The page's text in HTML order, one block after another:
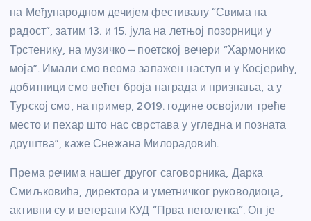
на Међународном дечијем фестивалу “Свима на
радост”, затим 13. и 15. јула на летњој позорници у
Трстенику, на музичко – поетској вечери “Хармонико
моја”. Имали смо веома запажен наступ и у Косјерићу,
добитници смо већег броја награда и признања, а у
Турској смо, на пример, 2019. године освојили треће
место и пехар што нас сврстава у угледна и позната
друштва”, каже Снежана Милорадовић.
Према речима нашег другог саговорника, Дарка
Смиљковића, директора и уметничког руководиоца,
активни су и ветерани КУД “Прва петолетка”. Он је